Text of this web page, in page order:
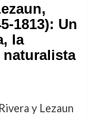
1813): Un
la
y Lezaun